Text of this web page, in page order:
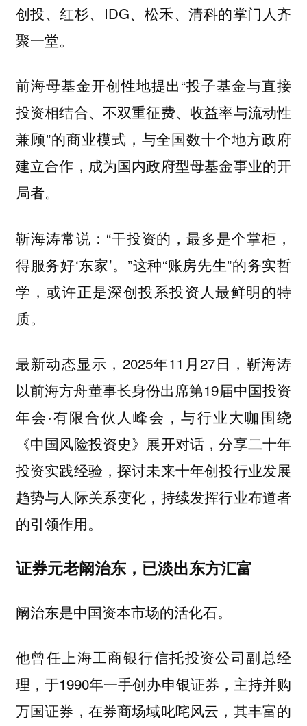
创投、红杉、IDG、松禾、清科的掌门人齐
聚一堂。
前海母基金开创性地提出“投子基金与直接
投资相结合、不双重征费、收益率与流动性
兼顾”的商业模式，与全国数十个地方政府
建立合作，成为国内政府型母基金事业的开
局者。
靳海涛常说：“干投资的，最多是个掌柜，
得服务好‘东家’。”这种“账房先生”的务实哲
学，或许正是深创投系投资人最鲜明的特
质。
最新动态显示，2025年11月27日，靳海涛
以前海方舟董事长身份出席第19届中国投资
年会·有限合伙人峰会，与行业大咖围绕
《中国风险投资史》展开对话，分享二十年
投资实践经验，探讨未来十年创投行业发展
趋势与人际关系变化，持续发挥行业布道者
的引领作用。
证券元老阚治东，已淡出东方汇富
阚治东是中国资本市场的活化石。
他曾任上海工商银行信托投资公司副总经
理，于1990年一手创办申银证券，主持并购
万国证券，在券商场域叱咤风云，其丰富的